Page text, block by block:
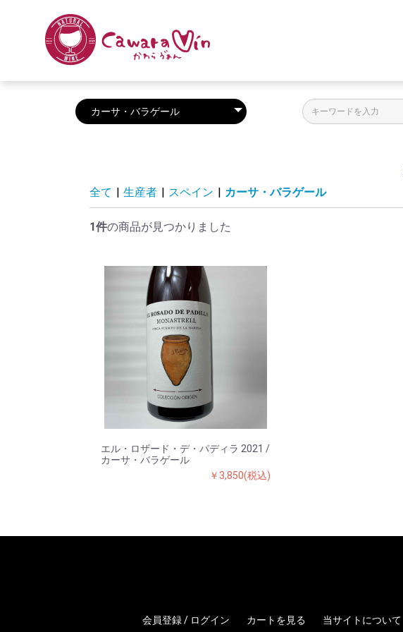
全て | 生産者 | スペイン | カーサ・バラゲール
1件の商品が見つかりました
エル・ロザード・デ・パディラ 2021 /
カーサ・バラゲール
￥3,850(税込)
会員登録 / ログイン カートを見る 当サイトについて